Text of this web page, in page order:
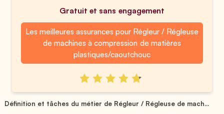
Gratuit et sans engagement
Les meilleures assurances pour Régleur / Régleuse
de machines à compression de matières
plastiques/caoutchouc
Définition et tâches du métier de Régleur / Régleuse de mach...